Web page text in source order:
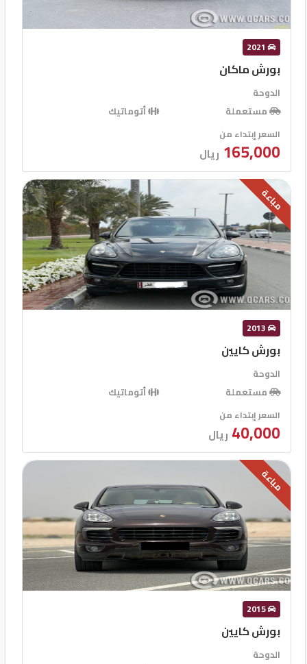
قفل مركزى للابواب
2021
بورش ماكان
الدوحة
مستعملة
أتوماتيك
السعر إبتداء من
165,000 ريال
مباعة
2013
بورش كايين
الدوحة
مستعملة
أتوماتيك
السعر إبتداء من
40,000 ريال
مباعة
2015
بورش كايين
الدوحة